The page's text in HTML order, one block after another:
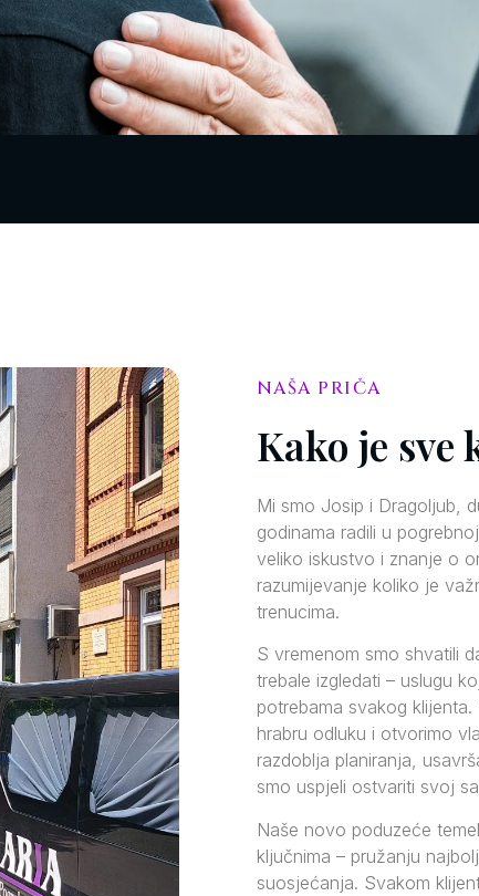
NAŠA PRIČA
Kako je sve
Mi smo Josip i Dragoljub,
godinama radili u
veliko iskustvo i znanje o
razumijevanje koliko je
trenucima.
S vremenom smo shvatili
trebale izgledati – uslugu
potrebama svakog
hrabru odluku i otvorimo
razdoblja planiranja,
smo uspjeli ostvariti svoj
Naše novo poduzeće
ključnima – pružanju
suosjećanja. Svakom